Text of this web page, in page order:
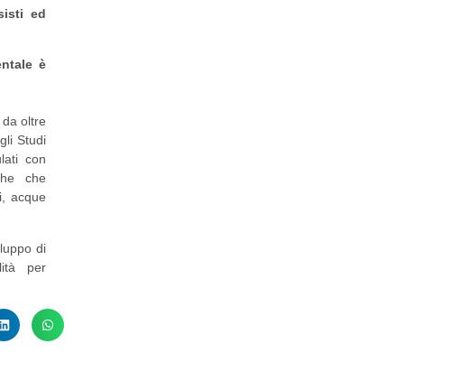
ed
è
oltre
Studi
con
che
acque
di
per